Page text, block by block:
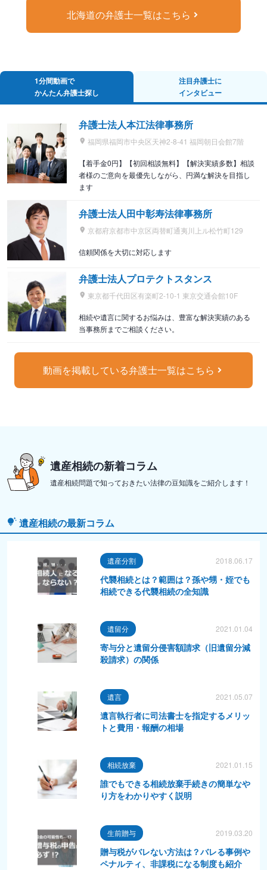
北海道の弁護士一覧はこちら
1分間動画で
かんたん弁護士探し
注目弁護士に
インタビュー
弁護士法人本江法律事務所
福岡県福岡市中央区天神2-8-41 福岡朝日会館7階
【着手金0円】【初回相談無料】【解決実績多数】相談
者様のご意向を最優先しながら、円満な解決を目指し
ます
弁護士法人田中彰寿法律事務所
京都府京都市中京区両替町通夷川上ル松竹町129
信頼関係を大切に対応します
弁護士法人プロテクトスタンス
東京都千代田区有楽町2-10-1 東京交通会館10F
相続や遺言に関するお悩みは、豊富な解決実績のある
当事務所までご相談ください。
動画を掲載している弁護士一覧はこちら
遺産相続の新着コラム
遺産相続問題で知っておきたい法律の豆知識をご紹介します！
遺産相続の最新コラム
遺産分割 2018.06.17
代襲相続とは？範囲は？孫や甥・姪でも
相続できる代襲相続の全知識
遺留分 2021.01.04
寄与分と遺留分侵害額請求（旧遺留分減
殺請求）の関係
遺言 2021.05.07
遺言執行者に司法書士を指定するメリッ
トと費用・報酬の相場
相続放棄 2021.01.15
誰でもできる相続放棄手続きの簡単なや
り方をわかりやすく説明
生前贈与 2019.03.20
贈与税がバレない方法は？バレる事例や
ペナルティ、非課税になる制度も紹介